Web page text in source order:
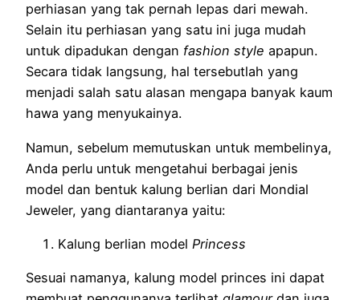
perhiasan yang tak pernah lepas dari mewah.
Selain itu perhiasan yang satu ini juga mudah
untuk dipadukan dengan fashion style apapun.
Secara tidak langsung, hal tersebutlah yang
menjadi salah satu alasan mengapa banyak kaum
hawa yang menyukainya.
Namun, sebelum memutuskan untuk membelinya,
Anda perlu untuk mengetahui berbagai jenis
model dan bentuk kalung berlian dari Mondial
Jeweler, yang diantaranya yaitu:
Kalung berlian model Princess
Sesuai namanya, kalung model princes ini dapat